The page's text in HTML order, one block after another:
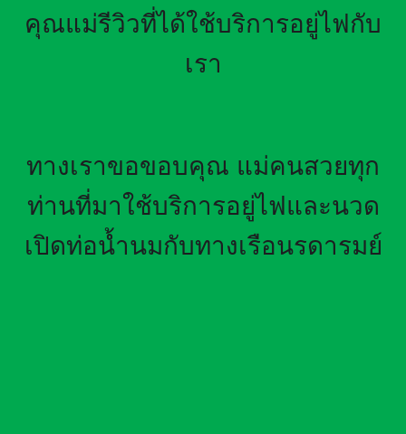
คุณแม่รีวิวที่ได้ใช้บริการอยู่ไฟกับ
เรา
ทางเราขอขอบคุณ แม่คนสวยทุก
ท่านที่มาใช้บริการอยู่ไฟและนวด
เปิดท่อน้ำนมกับทางเรือนรดารมย์